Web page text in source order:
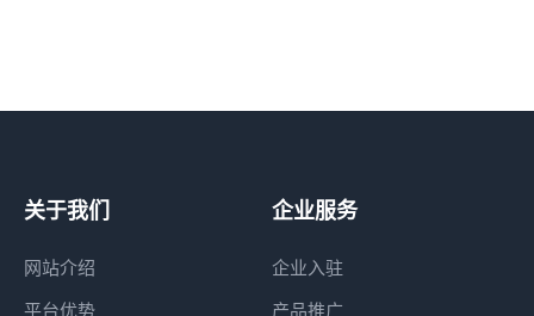
关于我们
网站介绍
平台优势
企业服务
企业入驻
产品推广